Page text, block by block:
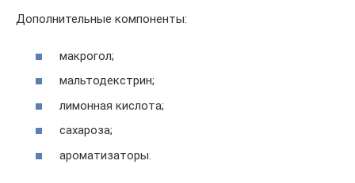
Дополнительные компоненты:
макрогол;
мальтодекстрин;
лимонная кислота;
сахароза;
ароматизаторы.